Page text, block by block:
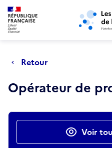
Aller au menu principal Aller
Retour
Opérateur de
Actions rapides
Voir
Retour au début de la page
Panneau de gestion des